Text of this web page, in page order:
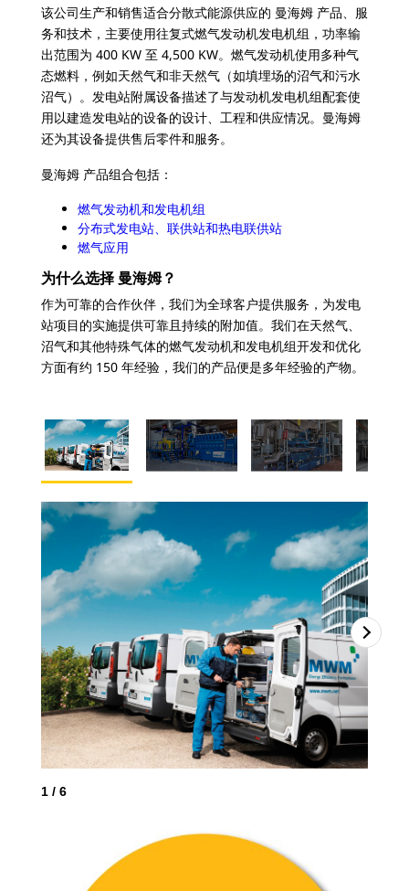
该公司生产和销售适合分散式能源供应的 曼海姆 产品、服
务和技术，主要使用往复式燃气发动机发电机组，功率输
出范围为 400 KW 至 4,500 KW。燃气发动机使用多种气
态燃料，例如天然气和非天然气（如填埋场的沼气和污水
沼气）。发电站附属设备描述了与发动机发电机组配套使
用以建造发电站的设备的设计、工程和供应情况。曼海姆
还为其设备提供售后零件和服务。
曼海姆 产品组合包括：
燃气发动机和发电机组
分布式发电站、联供站和热电联供站
燃气应用
为什么选择 曼海姆？
作为可靠的合作伙伴，我们为全球客户提供服务，为发电
站项目的实施提供可靠且持续的附加值。我们在天然气、
沼气和其他特殊气体的燃气发动机和发电机组开发和优化
方面有约 150 年经验，我们的产品便是多年经验的产物。
1 / 6